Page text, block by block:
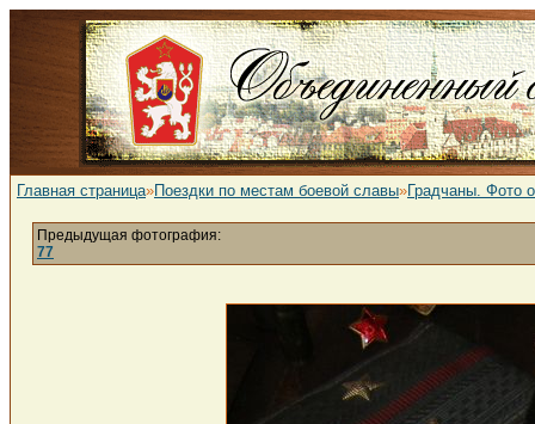
Главная страница»Поездки по местам боевой славы»Градчаны. Фото
Предыдущая фотография:
77